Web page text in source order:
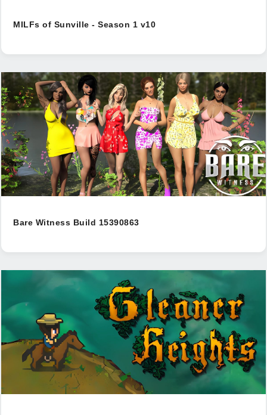
MILFs of Sunville - Season 1 v10
Bare Witness Build 15390863